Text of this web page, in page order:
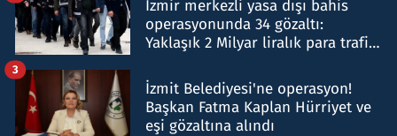
İzmir merkezli yasa dışı bahis
operasyonunda 34 gözaltı:
Yaklaşık 2 Milyar liralık para trafiği
İzmit Belediyesi'ne operasyon!
Başkan Fatma Kaplan Hürriyet ve
eşi gözaltına alındı
3